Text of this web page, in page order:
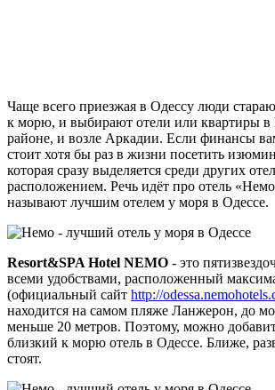
Чаще всего приезжая в Одессу люди
к морю, и выбирают отели или квартиры
районе, и возле Аркадии. Если финансы
стоит хотя бы раз в жизни посетить
которая сразу выделяется среди других
расположением. Речь идёт про отель
называют лучшим отелем у моря в Одессе.
Resort&SPA Hotel NEMO - это
всеми удобствами, расположенный
(официальный сайт http://
находится на самом пляже Ланжерон, до
меньше 20 метров. Поэтому, можно
близкий к морю отель в Одессе. Ближе,
стоят.